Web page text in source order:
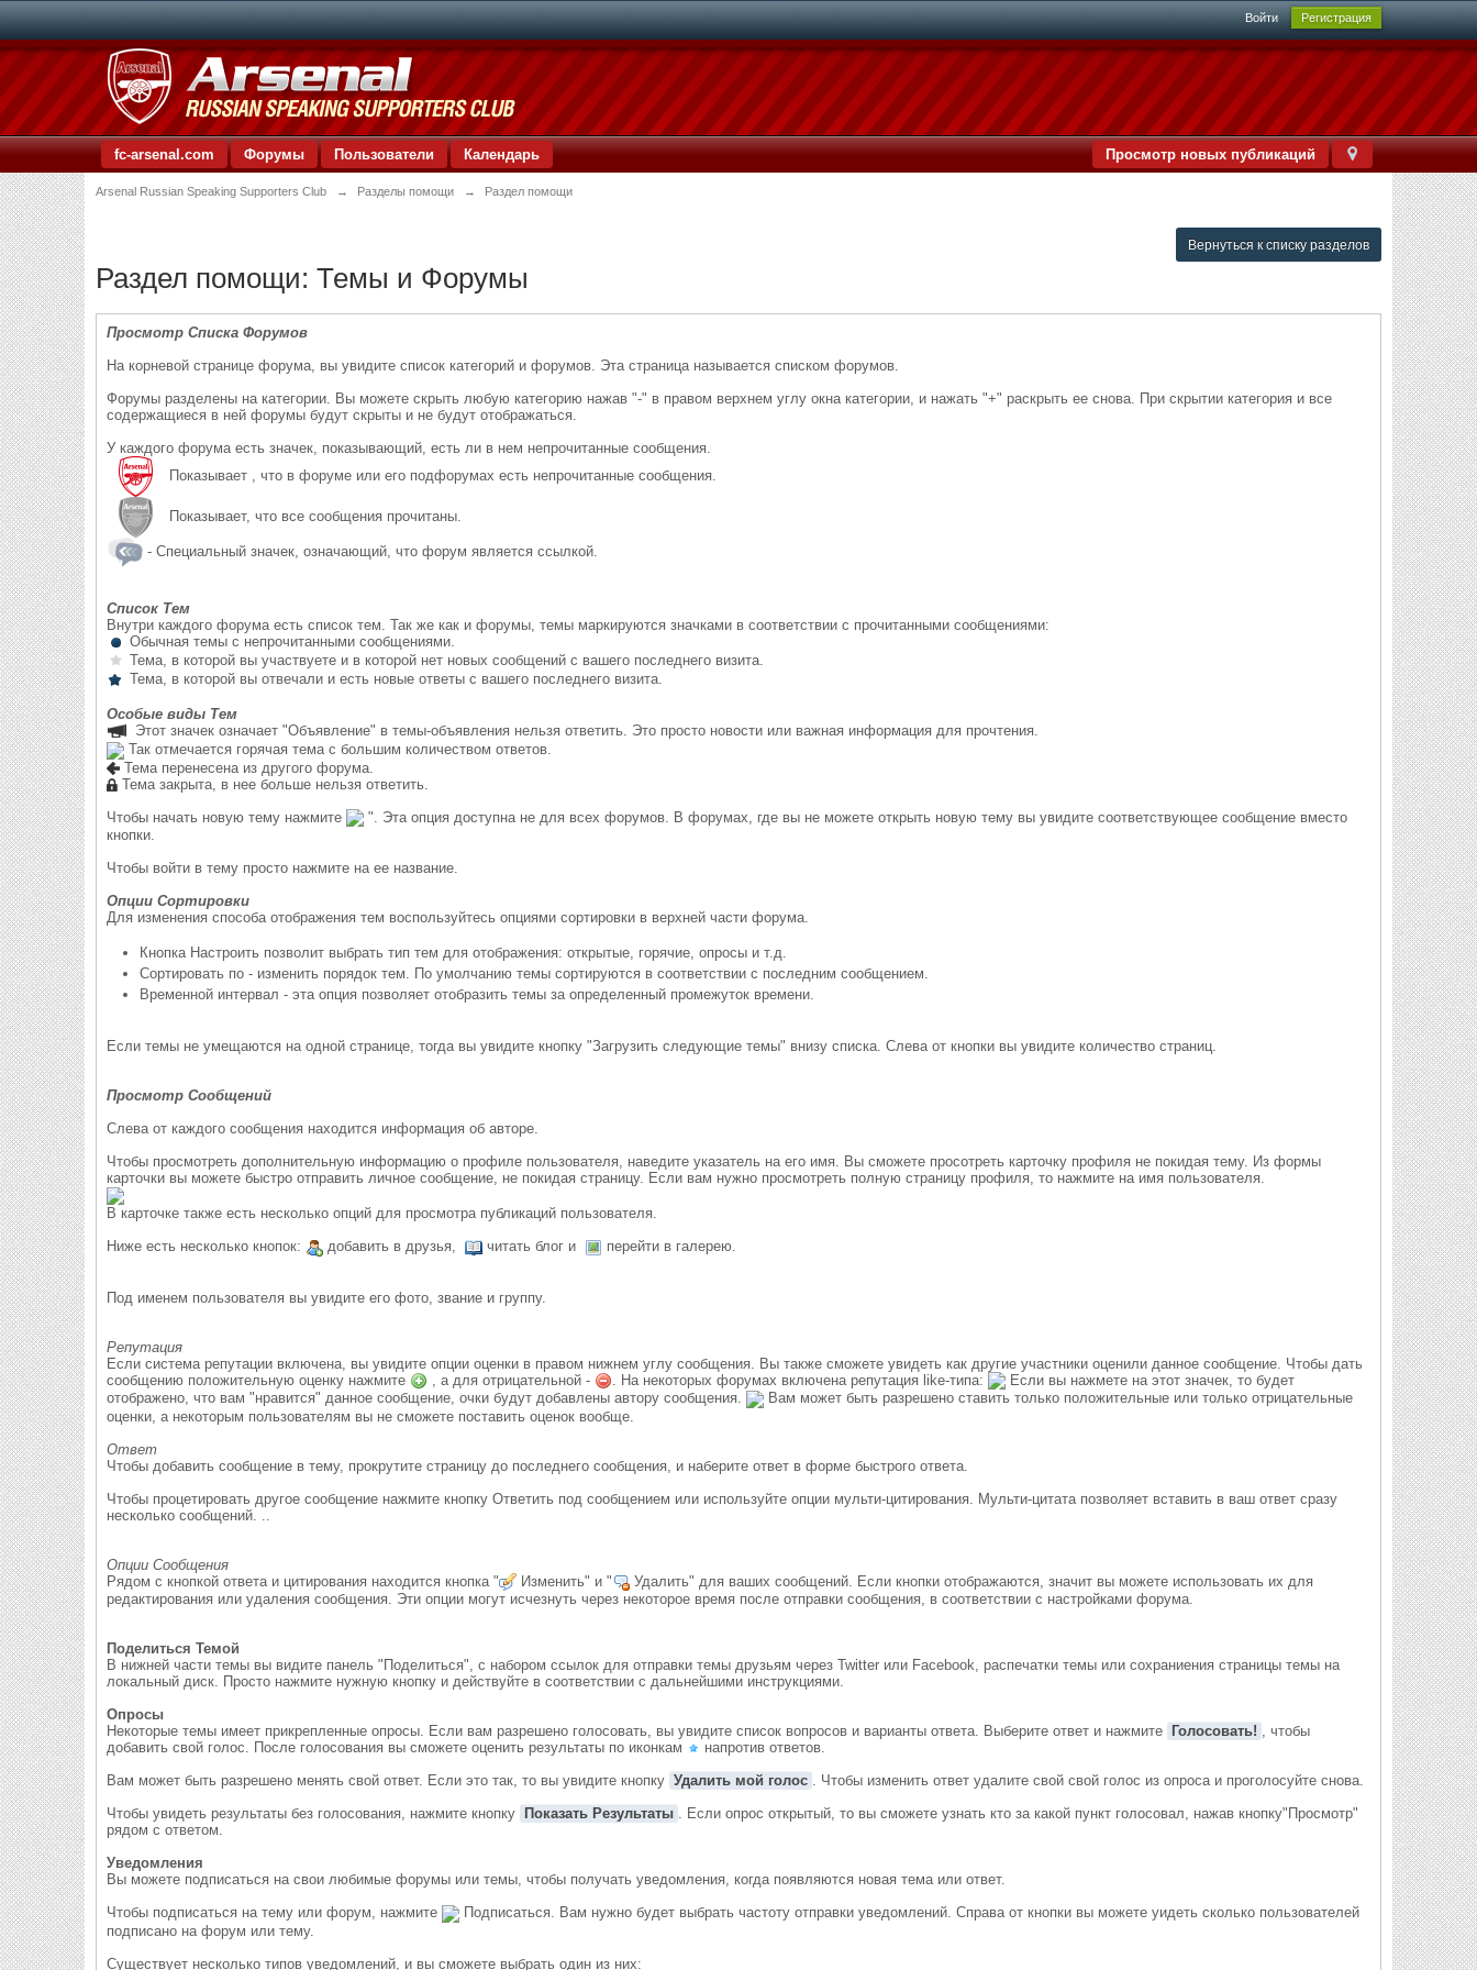
Войти Регистрация
Просмотр новых публикаций
fc-arsenal.com Форумы Пользователи Календарь
Arsenal Russian Speaking Supporters Club → Разделы помощи → Раздел помощи
Вернуться к списку разделов
Раздел помощи: Темы и Форумы
Просмотр Списка Форумов
На корневой странице форума, вы увидите список категорий и форумов. Эта страница называется списком форумов.
Форумы разделены на категории. Вы можете скрыть любую категорию нажав "-" в правом верхнем углу окна категории, и нажать "+" раскрыть ее снова. При скрытии категория и все
содержащиеся в ней форумы будут скрыты и не будут отображаться.
У каждого форума есть значек, показывающий, есть ли в нем непрочитанные сообщения.
Показывает , что в форуме или его подфорумах есть непрочитанные сообщения.
Показывает, что все сообщения прочитаны.
- Специальный значек, означающий, что форум является ссылкой.
Список Тем
Внутри каждого форума есть список тем. Так же как и форумы, темы маркируются значками в соответствии с прочитанными сообщениями:
Обычная темы с непрочитанными сообщениями.
Тема, в которой вы участвуете и в которой нет новых сообщений с вашего последнего визита.
Тема, в которой вы отвечали и есть новые ответы с вашего последнего визита.
Особые виды Тем
Этот значек означает "Объявление" в темы-объявления нельзя ответить. Это просто новости или важная информация для прочтения.
Так отмечается горячая тема с большим количеством ответов.
Тема перенесена из другого форума.
Тема закрыта, в нее больше нельзя ответить.
Чтобы начать новую тему нажмите
". Эта опция доступна не для всех форумов. В форумах, где вы не можете открыть новую тему вы увидите соответствующее сообщение вместо
кнопки.
Чтобы войти в тему просто нажмите на ее название.
Опции Сортировки
Для изменения способа отображения тем воспользуйтесь опциями сортировки в верхней части форума.
Кнопка Настроить позволит выбрать тип тем для отображения: открытые, горячие, опросы и т.д.
Сортировать по - изменить порядок тем. По умолчанию темы сортируются в соответствии с последним сообщением.
Временной интервал - эта опция позволяет отобразить темы за определенный промежуток времени.
Если темы не умещаются на одной странице, тогда вы увидите кнопку "Загрузить следующие темы" внизу списка. Слева от кнопки вы увидите количество страниц.
Просмотр Сообщений
Слева от каждого сообщения находится информация об авторе.
Чтобы просмотреть дополнительную информацию о профиле пользователя, наведите указатель на его имя. Вы сможете просотреть карточку профиля не покидая тему. Из формы
карточки вы можете быстро отправить личное сообщение, не покидая страницу. Если вам нужно просмотреть полную страницу профиля, то нажмите на имя пользователя.
В карточке также есть несколько опций для просмотра публикаций пользователя.
Ниже есть несколько кнопок:
добавить в друзья, читать блог и перейти в галерею.
Под именем пользователя вы увидите его фото, звание и группу.
Репутация
Если система репутации включена, вы увидите опции оценки в правом нижнем углу сообщения. Вы также сможете увидеть как другие участники оценили данное сообщение. Чтобы дать
сообщению положительную оценку нажмите
, а для отрицательной - . На некоторых форумах включена репутация like-типа:
Если вы нажмете на этот значек, то будет
отображено, что вам "нравится" данное сообщение, очки будут добавлены автору сообщения.
Вам может быть разрешено ставить только положительные или только отрицательные
оценки, а некоторым пользователям вы не сможете поставить оценок вообще.
Ответ
Чтобы добавить сообщение в тему, прокрутите страницу до последнего сообщения, и наберите ответ в форме быстрого ответа.
Чтобы процетировать другое сообщение нажмите кнопку Ответить под сообщением или используйте опции мульти-цитирования. Мульти-цитата позволяет вставить в ваш ответ сразу
несколько сообщений. ..
Опции Сообщения
Рядом с кнопкой ответа и цитирования находится кнопка "
Изменить" и "
Удалить" для ваших сообщений. Если кнопки отображаются, значит вы можете использовать их для
редактирования или удаления сообщения. Эти опции могут исчезнуть через некоторое время после отправки сообщения, в соответствии с настройками форума.
Поделиться Темой
В нижней части темы вы видите панель "Поделиться", с набором ссылок для отправки темы друзьям через Twitter или Facebook, распечатки темы или сохраниения страницы темы на
локальный диск. Просто нажмите нужную кнопку и действуйте в соответствии с дальнейшими инструкциями.
Опросы
Некоторые темы имеет прикрепленные опросы. Если вам разрешено голосовать, вы увидите список вопросов и варианты ответа. Выберите ответ и нажмите
Голосовать! , чтобы
добавить свой голос. После голосования вы сможете оценить результаты по иконкам
напротив ответов.
Вам может быть разрешено менять свой ответ. Если это так, то вы увидите кнопку Удалить мой голос . Чтобы изменить ответ удалите свой свой голос из опроса и проголосуйте снова.
Чтобы увидеть результаты без голосования, нажмите кнопку
Показать Результаты . Если опрос открытый, то вы сможете узнать кто за какой пункт голосовал, нажав кнопку"Просмотр"
рядом с ответом.
Уведомления
Вы можете подписаться на свои любимые форумы или темы, чтобы получать уведомления, когда появляются новая тема или ответ.
Чтобы подписаться на тему или форум, нажмите
Подписаться. Вам нужно будет выбрать частоту отправки уведомлений. Справа от кнопки вы можете уидеть сколько пользователей
подписано на форум или тему.
Существует несколько типов уведомлений, и вы сможете выбрать один из них: